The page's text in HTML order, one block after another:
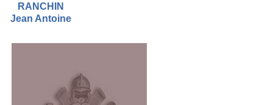
RANCHIN
Jean Antoine